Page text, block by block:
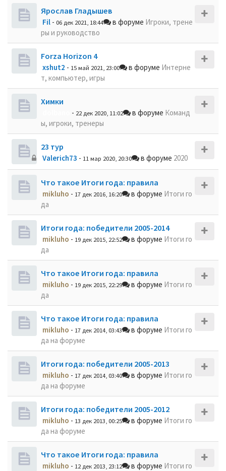
Ярослав Гладышев
Fil - 06 дек 2021, 18:44 в форуме Игроки, трене
ры и руководство
Forza Horizon 4
xshut2 - 15 май 2021, 23:00 в форуме Интерне
т, компьютер, игры
Химки
- 22 дек 2020, 11:02 в форуме Команд
ы, игроки, тренеры
23 тур
Valerich73 - 11 мар 2020, 20:30 в форуме 2020
Что такое Итоги года: правила
mikluho - 17 дек 2016, 16:20 в форуме Итоги го
да
Итоги года: победители 2005-2014
mikluho - 19 дек 2015, 22:52 в форуме Итоги го
да
Что такое Итоги года: правила
mikluho - 19 дек 2015, 22:29 в форуме Итоги го
да
Что такое Итоги года: правила
mikluho - 17 дек 2014, 03:43 в форуме Итоги го
да на форуме
Итоги года: победители 2005-2013
mikluho - 17 дек 2014, 03:40 в форуме Итоги го
да на форуме
Итоги года: победители 2005-2012
mikluho - 13 дек 2013, 00:25 в форуме Итоги го
да на форуме
Что такое Итоги года: правила
mikluho - 12 дек 2013, 23:12 в форуме Итоги го